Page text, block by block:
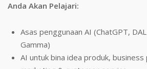
Anda Akan Pelajari:
Asas penggunaan AI (ChatGPT,
Gamma)
AI untuk bina idea produk, business